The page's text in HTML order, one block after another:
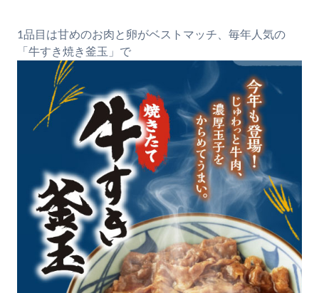
1品目は甘めのお肉と卵がベストマッチ、毎年人気の
「牛すき焼き釜玉」で